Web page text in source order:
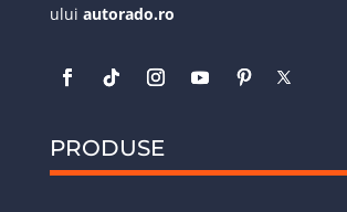
ului autorado.ro
PRODUSE